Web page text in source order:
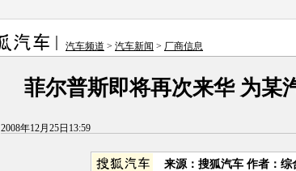
汽车频道 > 汽车新闻 > 厂商信息
菲尔普斯即将再次来华 为某
2008年12月25日13:59
来源：搜狐汽车 作者：综